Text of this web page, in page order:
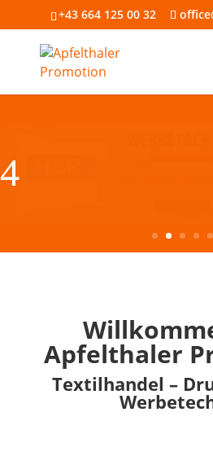
+43 664 125 00 32
Apfelthaler
Textilhandel –